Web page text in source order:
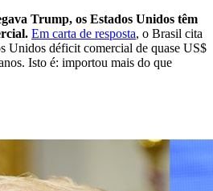
Trump, os Estados Unidos têm
Em carta de resposta, o Brasil cita
Unidos déficit comercial de quase US$
Isto é: importou mais do que